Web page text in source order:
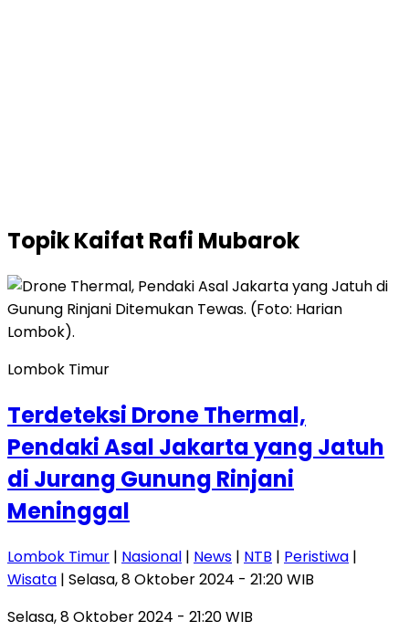
TopikKaifat Rafi Mubarok
Lombok Timur
Terdeteksi Drone Thermal,
Pendaki Asal Jakarta yang Jatuh
di Jurang Gunung Rinjani
Meninggal
Lombok Timur | Nasional | News | NTB | Peristiwa |
Wisata | Selasa, 8 Oktober 2024 - 21:20 WIB
Selasa, 8 Oktober 2024 - 21:20 WIB